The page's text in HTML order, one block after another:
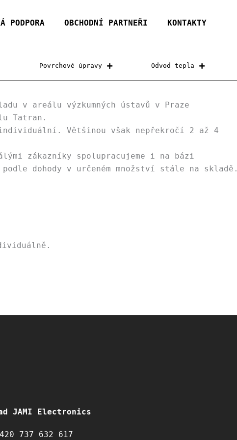
PODPORA OBCHODNÍ PARTNEŘI KONTAKTY
Povrchové úpravy Odvod tepla
v areálu výzkumných ústavů v Praze
Tatran.
Většinou však nepřekročí 2 až 4
zákazníky spolupracujeme i na bázi
dohody v určeném množství stále na skladě.
JAMI Electronics
737 632 617